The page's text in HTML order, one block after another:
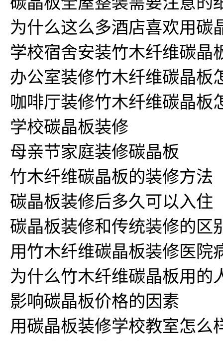
为什么这么多酒店喜欢用碳
学校宿舍安装竹木纤维碳晶
办公室装修竹木纤维碳晶板
咖啡厅装修竹木纤维碳晶板
学校碳晶板装修
母亲节家庭装修碳晶板
竹木纤维碳晶板的装修方法
碳晶板装修后多久可以入住
碳晶板装修和传统装修的区
用竹木纤维碳晶板装修医院
为什么竹木纤维碳晶板用的
影响碳晶板价格的因素
用碳晶板装修学校教室怎么